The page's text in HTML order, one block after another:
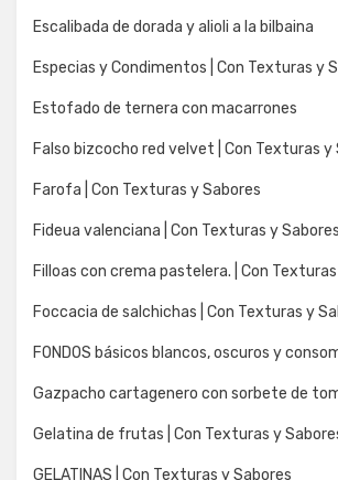
Escalibada de dorada y alioli a la bilbaina
Especias y Condimentos | Con Texturas y
Estofado de ternera con macarrones
Falso bizcocho red velvet | Con Texturas y
Farofa | Con Texturas y Sabores
Fideua valenciana | Con Texturas y Sabores
Filloas con crema pastelera. | Con
Foccacia de salchichas | Con Texturas y
FONDOS básicos blancos, oscuros y
Gazpacho cartagenero con sorbete de
Gelatina de frutas | Con Texturas y
GELATINAS | Con Texturas y Sabores